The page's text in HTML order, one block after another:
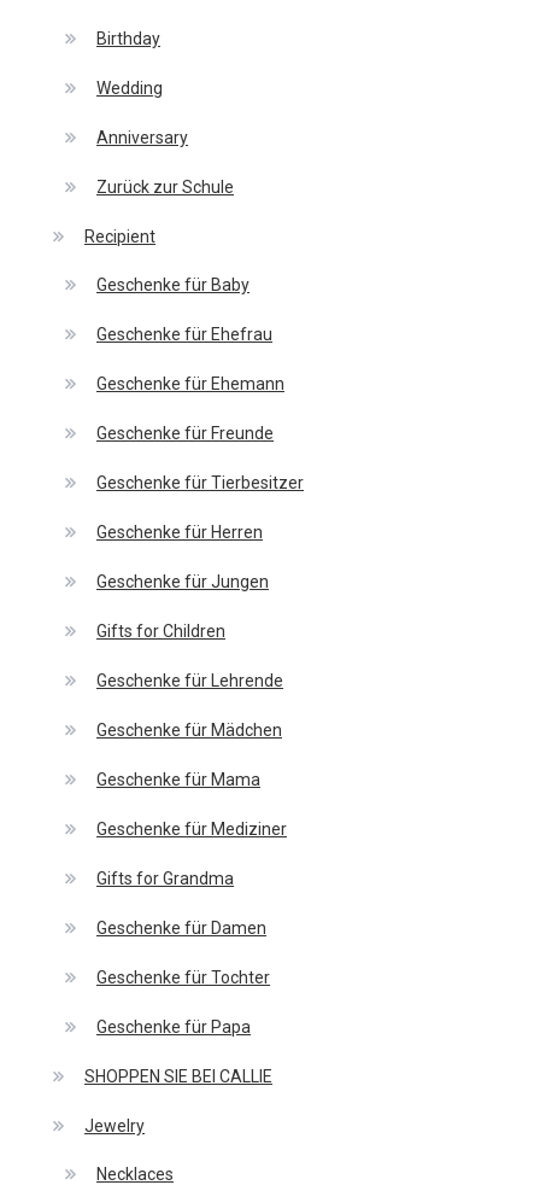
Birthday
Wedding
Anniversary
Zurück zur Schule
Recipient
Geschenke für Baby
Geschenke für Ehefrau
Geschenke für Ehemann
Geschenke für Freunde
Geschenke für Tierbesitzer
Geschenke für Herren
Geschenke für Jungen
Gifts for Children
Geschenke für Lehrende
Geschenke für Mädchen
Geschenke für Mama
Geschenke für Mediziner
Gifts for Grandma
Geschenke für Damen
Geschenke für Tochter
Geschenke für Papa
SHOPPEN SIE BEI CALLIE
Jewelry
Necklaces